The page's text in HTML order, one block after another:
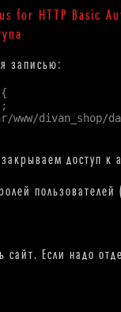
for HTTP Basic
записью:
www/divan_shop/
доступ к
пользователей
сайт. Если надо